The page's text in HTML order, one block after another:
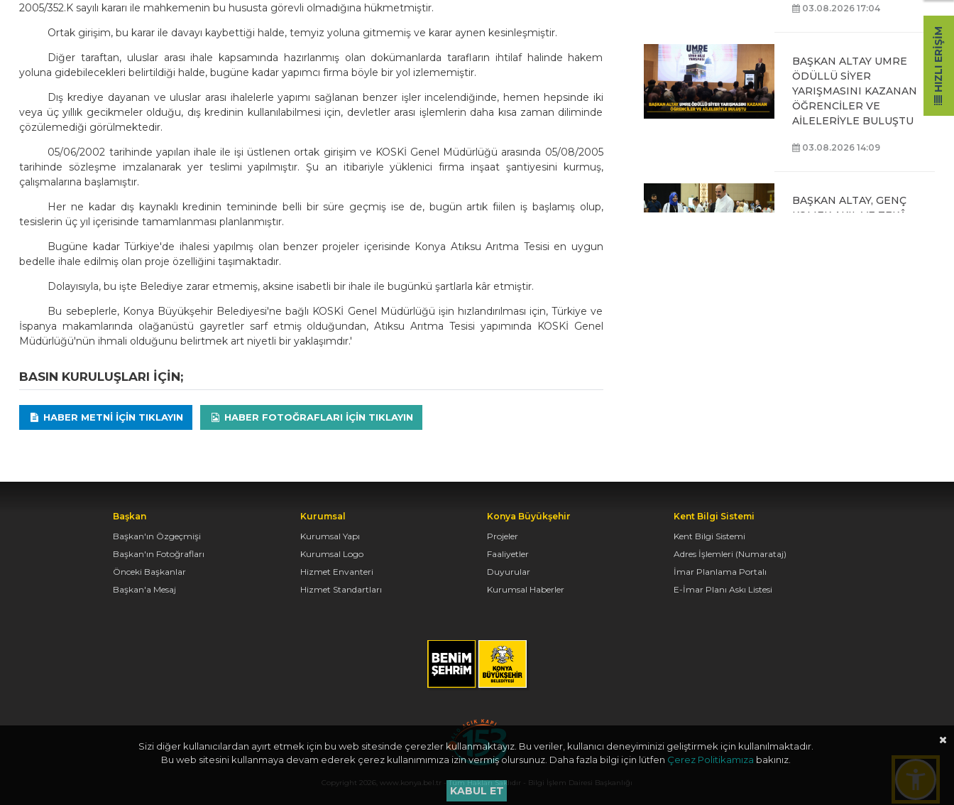
2005/352.K sayılı kararı ile mahkemenin bu hususta görevli olmadığına hükmetmiştir.
Ortak girişim, bu karar ile davayı kaybettiği halde, temyiz yoluna gitmemiş ve karar aynen kesinleşmiştir.
Diğer taraftan, uluslar arası ihale kapsamında hazırlanmış olan dokümanlarda tarafların ihtilaf halinde hakem
yoluna gidebilecekleri belirtildiği halde, bugüne kadar yapımcı firma böyle bir yol izlememiştir.
Dış krediye dayanan ve uluslar arası ihalelerle yapımı sağlanan benzer işler incelendiğinde, hemen hepsinde iki
veya üç yıllık gecikmeler olduğu, dış kredinin kullanılabilmesi için, devletler arası işlemlerin daha kısa zaman diliminde
çözülemediği görülmektedir.
05/06/2002 tarihinde yapılan ihale ile işi üstlenen ortak girişim ve KOSKİ Genel Müdürlüğü arasında 05/08/2005
tarihinde sözleşme imzalanarak yer teslimi yapılmıştır. Şu an itibariyle yüklenici firma inşaat şantiyesini kurmuş,
çalışmalarına başlamıştır.
Her ne kadar dış kaynaklı kredinin temininde belli bir süre geçmiş ise de, bugün artık fiilen iş başlamış olup,
tesislerin üç yıl içerisinde tamamlanması planlanmıştır.
Bugüne kadar Türkiye'de ihalesi yapılmış olan benzer projeler içerisinde Konya Atıksu Arıtma Tesisi en uygun
bedelle ihale edilmiş olan proje özelliğini taşımaktadır.
Dolayısıyla, bu işte Belediye zarar etmemiş, aksine isabetli bir ihale ile bugünkü şartlarla kâr etmiştir.
Bu sebeplerle, Konya Büyükşehir Belediyesi'ne bağlı KOSKİ Genel Müdürlüğü işin hızlandırılması için, Türkiye ve
İspanya makamlarında olağanüstü gayretler sarf etmiş olduğundan, Atıksu Arıtma Tesisi yapımında KOSKİ Genel
Müdürlüğü'nün ihmali olduğunu belirtmek art niyetli bir yaklaşımdır.'
BASIN KURULUŞLARI IÇIN;
HABER METNI IÇIN TIKLAYIN HABER FOTOĞRAFLARI IÇIN TIKLAYIN
03.08.2026 17:04
BAŞKAN ALTAY UMRE
ÖDÜLLÜ SİYER
YARIŞMASINI KAZANAN
ÖĞRENCİLER VE
AİLELERİYLE BULUŞTU
03.08.2026 14:09
BAŞKAN ALTAY, GENÇ
KOMEK AKIL VE ZEKÂ
BAŞKENTİNDE
Başkan
Başkan'ın Özgeçmişi
Başkan'ın Fotoğrafları
Önceki Başkanlar
Başkan'a Mesaj
Kurumsal
Kurumsal Yapı
Kurumsal Logo
Hizmet Envanteri
Hizmet Standartları
Konya Büyükşehir
Projeler
Faaliyetler
Duyurular
Kurumsal Haberler
Kent Bilgi Sistemi
Kent Bilgi Sistemi
Adres İşlemleri (Numarataj)
İmar Planlama Portalı
E-İmar Planı Askı Listesi
Copyright 2026, www.konya.bel.tr - Tüm Hakları Saklıdır - Bilgi İşlem Dairesi Başkanlığı
HIZLI ERIŞIM
Sizi diğer kullanıcılardan ayırt etmek için bu web sitesinde çerezler kullanmaktayız. Bu veriler, kullanıcı deneyiminizi geliştirmek için kullanılmaktadır.
Bu web sitesini kullanmaya devam ederek çerez kullanımımıza izin vermiş olursunuz. Daha fazla bilgi için lütfen Çerez Politikamıza bakınız.
KABUL ET